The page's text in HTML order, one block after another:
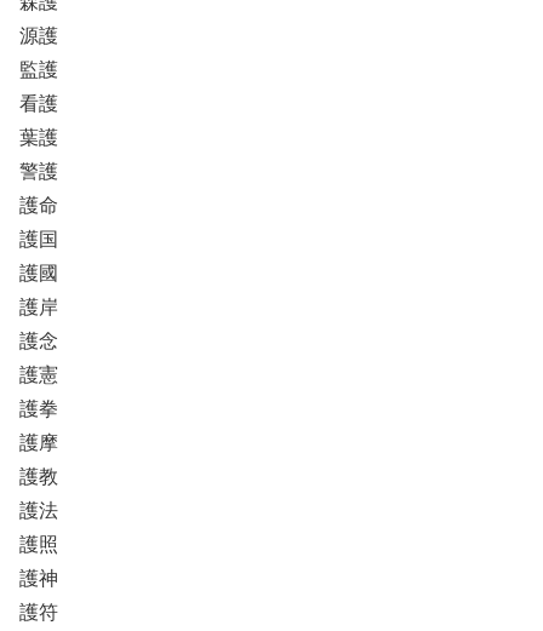
源護
監護
看護
葉護
警護
護命
護国
護國
護岸
護念
護憲
護拳
護摩
護教
護法
護照
護神
護符